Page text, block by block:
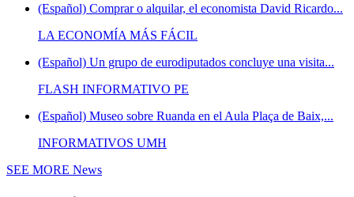
(Español) Comprar o alquilar, el economista David Ricardo...
LA ECONOMÍA MÁS FÁCIL
(Español) Un grupo de eurodiputados concluye una visita...
FLASH INFORMATIVO PE
(Español) Museo sobre Ruanda en el Aula Plaça de Baix,...
INFORMATIVOS UMH
SEE MORE News